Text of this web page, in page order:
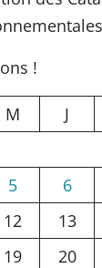
!
M J
5 6
12 13
19 20